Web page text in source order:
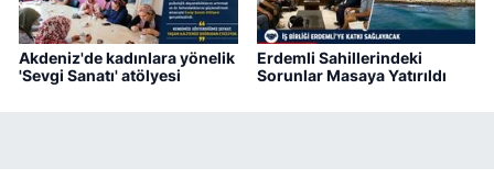
Akdeniz'de kadınlara yönelik
'Sevgi Sanatı' atölyesi
Erdemli Sahillerindeki
Sorunlar Masaya Yatırıldı